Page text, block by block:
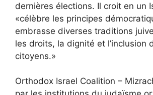
dernières élections. Il croit en un
«célèbre les principes
embrasse diverses traditions
les droits, la dignité et l’inclusion
citoyens.»
Orthodox Israel Coalition –